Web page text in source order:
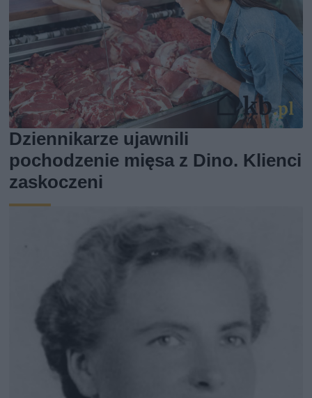
Dziennikarze ujawnili
pochodzenie mięsa z Dino. Klienci
zaskoczeni